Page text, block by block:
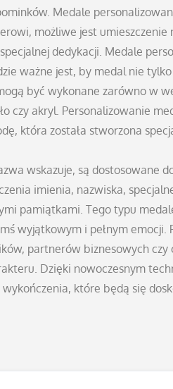
Medale
możliwe jest umieszczenie
dedykacji. Medale
ważne jest, by medal nie tylko
być wykonane zarówno w
czy akryl. Personalizowanie
która została stworzona
wskazuje, są dostosowane
imienia, nazwiska,
pamiątkami. Tego typu
wyjątkowym i pełnym emocji.
partnerów biznesowych czy
Dzięki nowoczesnym
które będą się